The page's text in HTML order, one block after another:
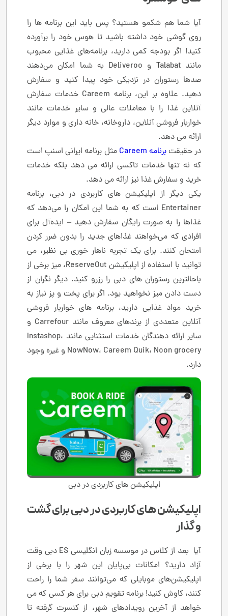
آیا شما هم شکمو هستید؟ پس باید این برنامه ها را
روی گوشی خود داشته باشید تا هوس خود را برآورده
کنید! اگر بودجه کمی دارید، برنامه‌های غذایی محبوب
مانند Talabat و Deliveroo به شما امکان می‌دهند
صدها رستوران در نزدیکی خود پیدا کنید و سفارش
دهید. علاوه بر این، برنامه Careem خدمات سفارش
آنلاین غذا را با معاملات عالی و سایر خدمات مانند
خواربار فروشی آنلاین، داروخانه، خانه داری و موارد دیگر
ارائه می دهد.
در حقیقتبرنامه Careem
مثل برنامه ایرانی اسنپ است
که نه تنها خدمات تاکسی ارائه می دهد بلکه خدمات
خرید و سفارش غذا نیز ارائه می دهد.
یکی دیگر از اپلیکیشن های کاربردی در دبی، برنامه
Entertainer است که به شما این امکان را می‌دهد که
غذاها را به صورت رایگان سفارش دهید – ایده‌آل برای
افرادی که می‌خواهند غذاهای جدید را بدون ضرر کردن
امتحان کنند. برای یک تجربه ناهار خوری بی نظیر، می
توانید با استفاده از اپلیکیشن ReserveOut، میز برخی از
باحالترین رستوران های دبی را رزرو کنید. دیگر نگران از
دست دادن میز نخواهید بود. اگر برای پخت و پز نیاز به
خرید مواد غذایی دارید، برنامه های خواربار فروشی
آنلاین متعددی از برندهای معروف مانند Carrefour و
سایر ارائه دهندگان خدمات استثنایی مانند Instashop،
NowNow، Careem Quik، Noon grocery و غیره وجود
دارد.
اپلیکیشن های کاربردی در دبی
اپلیکیشن های کاربردی در دبی برای گشت
و گذار
آیا بعد از کلاس در موسسه زبان انگلیسی ES دبی وقت
آزاد دارید؟ امکانات بی‌پایان این شهر را با برخی از
اپلیکیشن‌های موبایلی که می‌توانند سفر شما را راحت
کنند، کاوش کنید! برنامه تقویم دبی برای هر کسی که می
خواهد از آخرین رویدادهای شهر، از کنسرت گرفته تا